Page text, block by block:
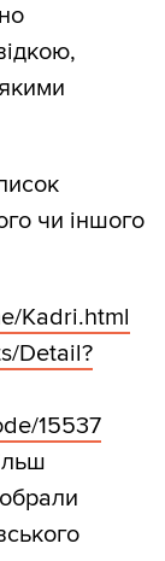
чи іншого
Kadri.html
Detail?
15537